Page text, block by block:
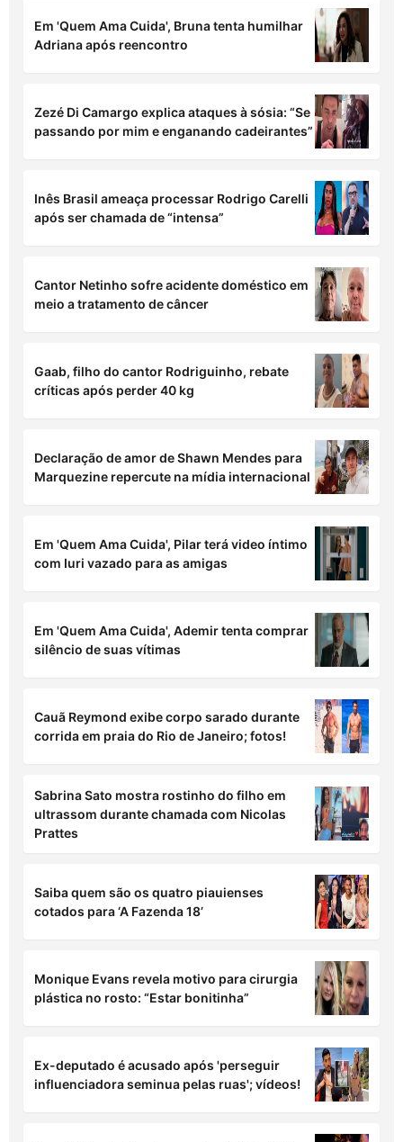
Em 'Quem Ama Cuida', Bruna tenta humilhar
Adriana após reencontro
Zezé Di Camargo explica ataques à sósia: “Se
passando por mim e enganando cadeirantes”
Inês Brasil ameaça processar Rodrigo Carelli
após ser chamada de “intensa”
Cantor Netinho sofre acidente doméstico em
meio a tratamento de câncer
Gaab, filho do cantor Rodriguinho, rebate
críticas após perder 40 kg
Declaração de amor de Shawn Mendes para
Marquezine repercute na mídia internacional
Em 'Quem Ama Cuida', Pilar terá video íntimo
com Iuri vazado para as amigas
Em 'Quem Ama Cuida', Ademir tenta comprar
silêncio de suas vítimas
Cauã Reymond exibe corpo sarado durante
corrida em praia do Rio de Janeiro; fotos!
Sabrina Sato mostra rostinho do filho em
ultrassom durante chamada com Nicolas
Prattes
Saiba quem são os quatro piauienses
cotados para ‘A Fazenda 18’
Monique Evans revela motivo para cirurgia
plástica no rosto: “Estar bonitinha”
Ex-deputado é acusado após 'perseguir
influenciadora seminua pelas ruas'; vídeos!